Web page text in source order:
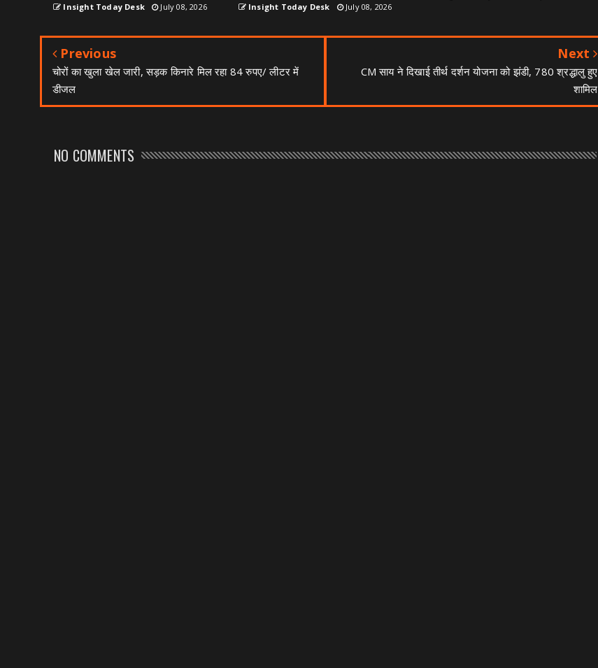
Insight Today Desk July 08, 2026 Insight Today Desk July 08, 2026
Previous
चोरों का खुला खेल जारी, सड़क किनारे मिल रहा 84 रुपए/ लीटर में
डीजल
Next
CM साय ने दिखाई तीर्थ दर्शन योजना को झंडी, 780 श्रद्धालु हुए
शामिल
NO COMMENTS